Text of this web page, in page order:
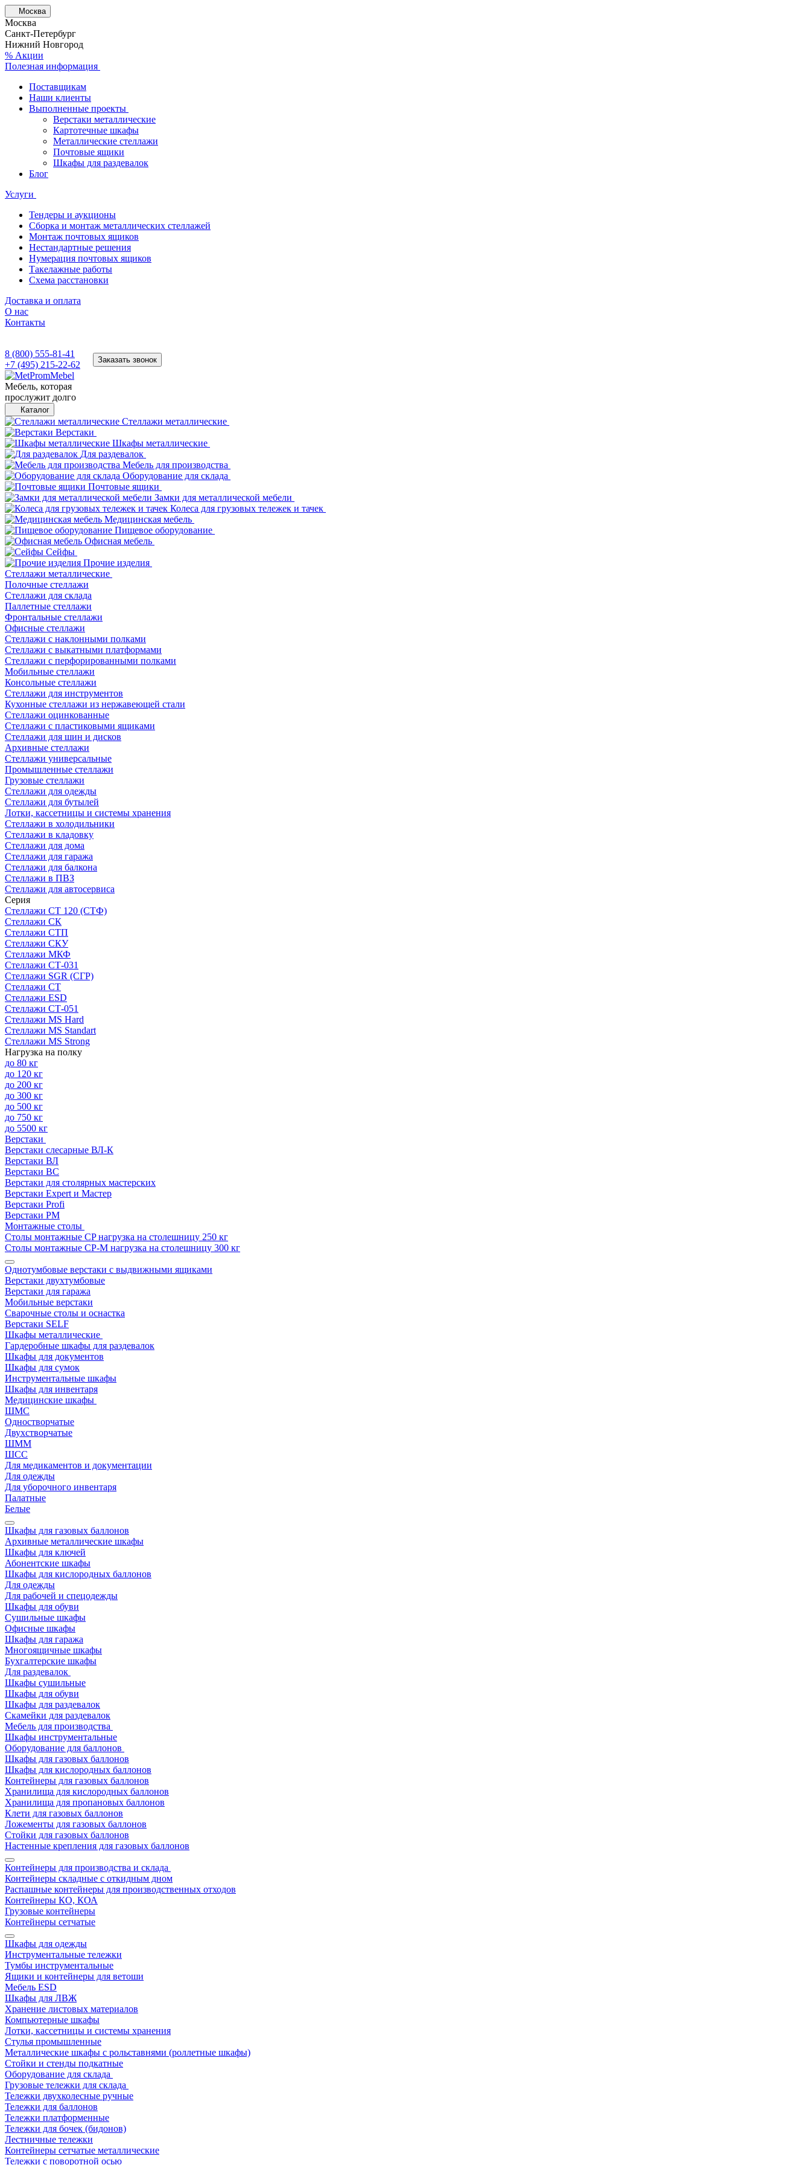
Москва
Москва
Санкт-Петербург
Нижний Новгород
% Акции
Полезная информация
Поставщикам
Наши клиенты
Выполненные проекты
Верстаки металлические
Картотечные шкафы
Металлические стеллажи
Почтовые ящики
Шкафы для раздевалок
Блог
Услуги
Тендеры и аукционы
Сборка и монтаж металлических стеллажей
Монтаж почтовых ящиков
Нестандартные решения
Нумерация почтовых ящиков
Такелажные работы
Схема расстановки
Доставка и оплата
О нас
Контакты
8 (800) 555-81-41
+7 (495) 215-22-62
Заказать звонок
Мебель, которая
прослужит долго
Каталог
Стеллажи металлические
Верстаки
Шкафы металлические
Для раздевалок
Мебель для производства
Оборудование для склада
Почтовые ящики
Замки для металлической мебели
Колеса для грузовых тележек и тачек
Медицинская мебель
Пищевое оборудование
Офисная мебель
Сейфы
Прочие изделия
Стеллажи металлические
Полочные стеллажи
Стеллажи для склада
Паллетные стеллажи
Фронтальные стеллажи
Офисные стеллажи
Стеллажи с наклонными полками
Стеллажи с выкатными платформами
Стеллажи с перфорированными полками
Мобильные стеллажи
Консольные стеллажи
Стеллажи для инструментов
Кухонные стеллажи из нержавеющей стали
Стеллажи оцинкованные
Стеллажи с пластиковыми ящиками
Стеллажи для шин и дисков
Архивные стеллажи
Стеллажи универсальные
Промышленные стеллажи
Грузовые стеллажи
Стеллажи для одежды
Стеллажи для бутылей
Лотки, кассетницы и системы хранения
Стеллажи в холодильники
Стеллажи в кладовку
Стеллажи для дома
Стеллажи для гаража
Стеллажи для балкона
Стеллажи в ПВЗ
Стеллажи для автосервиса
Серия
Стеллажи СТ 120 (СТФ)
Стеллажи СК
Стеллажи СТП
Стеллажи СКУ
Стеллажи МКФ
Стеллажи СТ-031
Стеллажи SGR (СГР)
Стеллажи СТ
Стеллажи ESD
Стеллажи СТ-051
Стеллажи MS Hard
Стеллажи MS Standart
Стеллажи MS Strong
Нагрузка на полку
до 80 кг
до 120 кг
до 200 кг
до 300 кг
до 500 кг
до 750 кг
до 5500 кг
Верстаки
Верстаки слесарные ВЛ-К
Верстаки ВЛ
Верстаки ВС
Верстаки для столярных мастерских
Верстаки Expert и Мастер
Верстаки Profi
Верстаки РМ
Монтажные столы
Столы монтажные СP нагрузка на столешницу 250 кг
Столы монтажные СР-М нагрузка на столешницу 300 кг
Однотумбовые верстаки с выдвижными ящиками
Верстаки двухтумбовые
Верстаки для гаража
Мобильные верстаки
Сварочные столы и оснастка
Верстаки SELF
Шкафы металлические
Гардеробные шкафы для раздевалок
Шкафы для документов
Шкафы для сумок
Инструментальные шкафы
Шкафы для инвентаря
Медицинские шкафы
ШМС
Одностворчатые
Двухстворчатые
ШММ
ШСС
Для медикаментов и документации
Для одежды
Для уборочного инвентаря
Палатные
Белые
Шкафы для газовых баллонов
Архивные металлические шкафы
Шкафы для ключей
Абонентские шкафы
Шкафы для кислородных баллонов
Для одежды
Для рабочей и спецодежды
Шкафы для обуви
Сушильные шкафы
Офисные шкафы
Шкафы для гаража
Многоящичные шкафы
Бухгалтерские шкафы
Для раздевалок
Шкафы сушильные
Шкафы для обуви
Шкафы для раздевалок
Скамейки для раздевалок
Мебель для производства
Шкафы инструментальные
Оборудование для баллонов
Шкафы для газовых баллонов
Шкафы для кислородных баллонов
Контейнеры для газовых баллонов
Хранилища для кислородных баллонов
Хранилища для пропановых баллонов
Клети для газовых баллонов
Ложементы для газовых баллонов
Стойки для газовых баллонов
Настенные крепления для газовых баллонов
Контейнеры для производства и склада
Контейнеры складные с откидным дном
Распашные контейнеры для производственных отходов
Контейнеры КО, КОА
Грузовые контейнеры
Контейнеры сетчатые
Шкафы для одежды
Инструментальные тележки
Тумбы инструментальные
Ящики и контейнеры для ветоши
Мебель ESD
Шкафы для ЛВЖ
Хранение листовых материалов
Компьютерные шкафы
Лотки, кассетницы и системы хранения
Стулья промышленные
Металлические шкафы с рольставнями (роллетные шкафы)
Стойки и стенды подкатные
Оборудование для склада
Грузовые тележки для склада
Тележки двухколесные ручные
Тележки для баллонов
Тележки платформенные
Тележки для бочек (бидонов)
Лестничные тележки
Контейнеры сетчатые металлические
Тележки с поворотной осью